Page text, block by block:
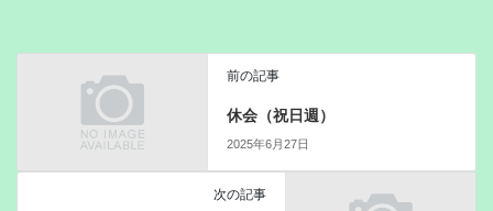
前の記事
休会（祝日週）
2025年6月27日
次の記事